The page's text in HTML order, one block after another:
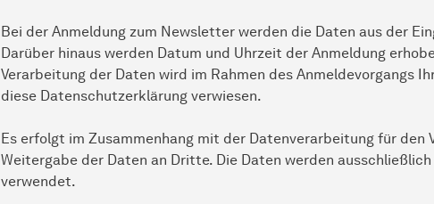
Bei der Anmeldung zum Newsletter werden die Daten aus der
Darüber hinaus werden Datum und Uhrzeit der Anmeldung
Verarbeitung der Daten wird im Rahmen des Anmeldevorgangs
diese Datenschutzerklärung verwiesen.
Es erfolgt im Zusammenhang mit der Datenverarbeitung für den
Weitergabe der Daten an Dritte. Die Daten werden
verwendet.